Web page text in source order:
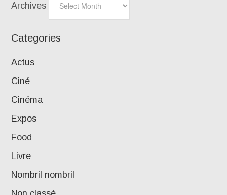
Archives
Categories
Actus
Ciné
Cinéma
Expos
Food
Livre
Nombril nombril